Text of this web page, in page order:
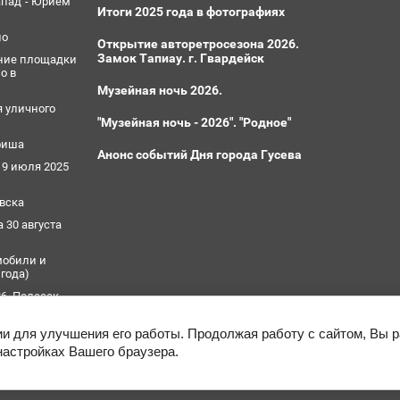
захватчиков, их место расположения,
вооружения, число пассажиров
(заложников), моральное и физическое
состояние террористов, особенности
их поведения, другую имеющуюся у
вас информацию.
площадки
в
уличного
июля 2025
августа
и
Полесск.
Итоги 2025 года в фотографиях
Открытие авторетросезона 2026.
Замок Тапиау. г. Гвардейск
Музейная ночь 2026.
"Музейная ночь - 2026". "Родное"
Анонс событий Дня города Гусева
для улучшения его работы. Продолжая работу с сайтом, Вы
Вашего браузера.